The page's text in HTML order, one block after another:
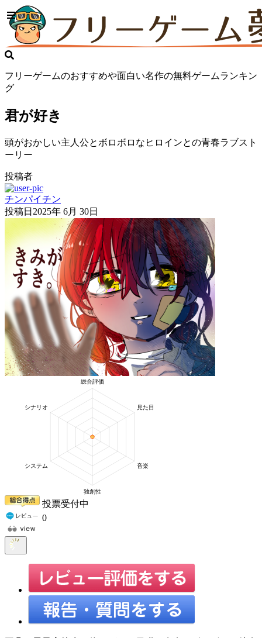
フリーゲームのおすすめや面白い名作の無料ゲームランキン
グ
君が好き
頭がおかしい主人公とボロボロなヒロインとの青春ラブスト
ーリー
投稿者
チンパイチン
投稿日 2025年 6月 30日
投票受付中
0